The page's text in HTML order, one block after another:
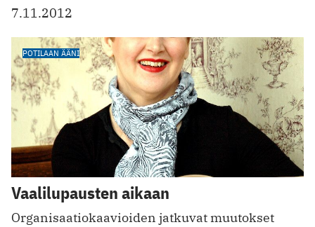
7.11.2012
POTILAAN ÄÄNI
Vaalilupausten aikaan
Organisaatiokaavioiden jatkuvat muutokset